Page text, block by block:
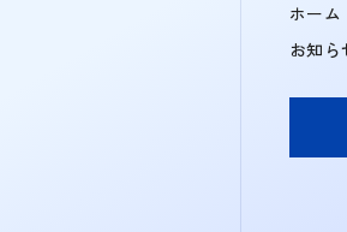
ホーム
お知ら